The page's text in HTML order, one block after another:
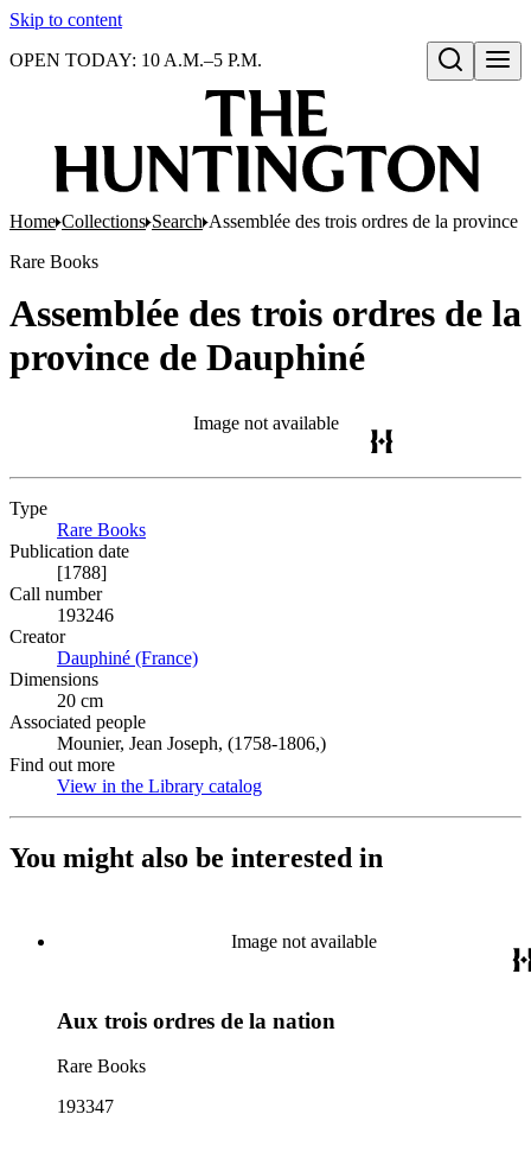
Skip to content
Open search
OPEN TODAY: 10 A.M.–5 P.M.
Home Collections Search Assemblée des trois ordres de la province
Rare Books
Assemblée des trois ordres de la
province de Dauphiné
Image not available
Type
Rare Books
Publication date
[1788]
Call number
193246
Creator
Dauphiné (France)
Dimensions
20 cm
Associated people
Mounier, Jean Joseph, (1758-1806,)
Find out more
View in the Library catalog
You might also be interested in
Image not available
Aux trois ordres de la nation
Rare Books
193347